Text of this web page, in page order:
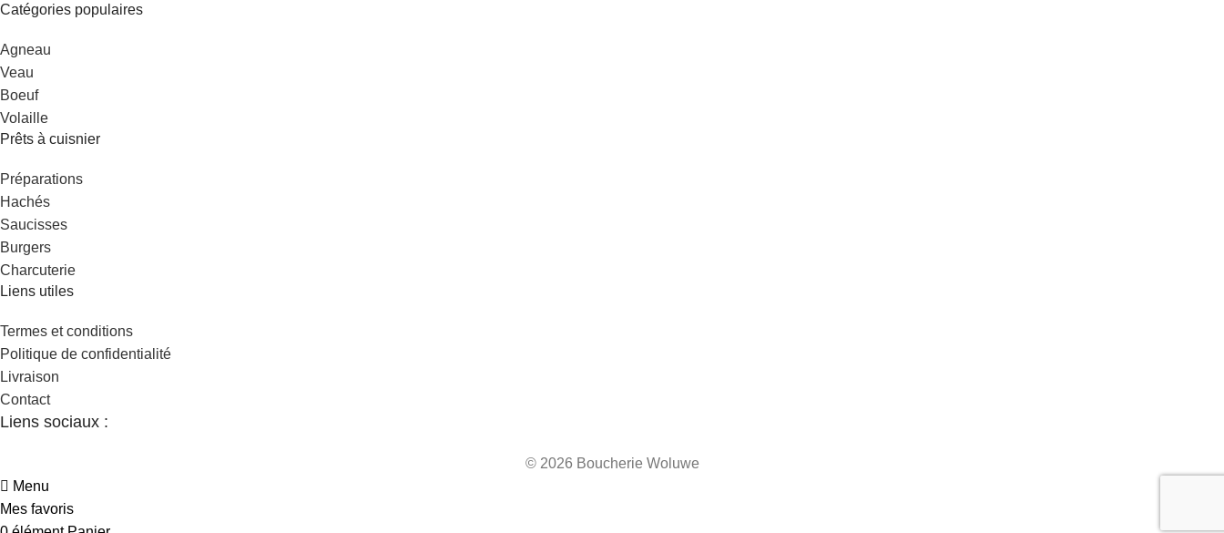
Catégories populaires
Agneau
Veau
Boeuf
Volaille
Prêts à cuisnier
Préparations
Hachés
Saucisses
Burgers
Charcuterie
Liens utiles
Termes et conditions
Politique de confidentialité
Livraison
Contact
Liens sociaux :
© 2026 Boucherie Woluwe
Menu
Mes favoris